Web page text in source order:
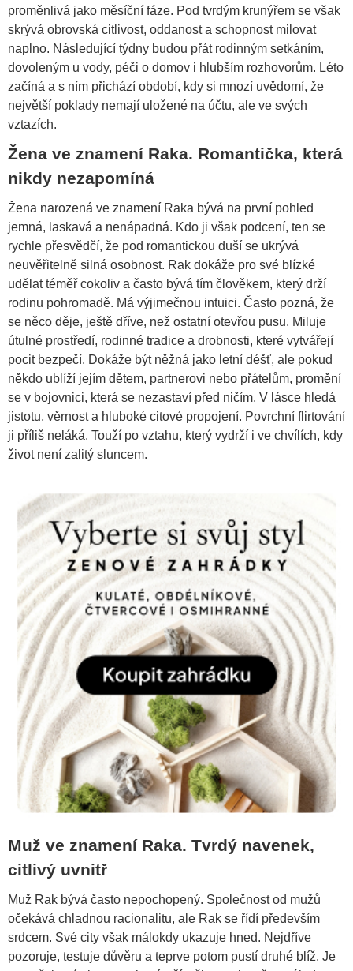
proměnlivá jako měsíční fáze. Pod tvrdým krunýřem se však
skrývá obrovská citlivost, oddanost a schopnost milovat
naplno. Následující týdny budou přát rodinným setkáním,
dovoleným u vody, péči o domov i hlubším rozhovorům. Léto
začíná a s ním přichází období, kdy si mnozí uvědomí, že
největší poklady nemají uložené na účtu, ale ve svých
vztazích.
Žena ve znamení Raka. Romantička, která
nikdy nezapomíná
Žena narozená ve znamení Raka bývá na první pohled
jemná, laskavá a nenápadná. Kdo ji však podcení, ten se
rychle přesvědčí, že pod romantickou duší se ukrývá
neuvěřitelně silná osobnost. Rak dokáže pro své blízké
udělat téměř cokoliv a často bývá tím člověkem, který drží
rodinu pohromadě. Má výjimečnou intuici. Často pozná, že
se něco děje, ještě dříve, než ostatní otevřou pusu. Miluje
útulné prostředí, rodinné tradice a drobnosti, které vytvářejí
pocit bezpečí. Dokáže být něžná jako letní déšť, ale pokud
někdo ublíží jejím dětem, partnerovi nebo přátelům, promění
se v bojovnici, která se nezastaví před ničím. V lásce hledá
jistotu, věrnost a hluboké citové propojení. Povrchní flirtování
ji příliš neláká. Touží po vztahu, který vydrží i ve chvílích, kdy
život není zalitý sluncem.
Muž ve znamení Raka. Tvrdý navenek,
citlivý uvnitř
Muž Rak bývá často nepochopený. Společnost od mužů
očekává chladnou racionalitu, ale Rak se řídí především
srdcem. Své city však málokdy ukazuje hned. Nejdříve
pozoruje, testuje důvěru a teprve potom pustí druhé blíž. Je